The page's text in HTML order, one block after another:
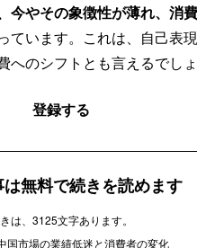
今やその象徴性が薄れ、消
ています。これは、自己表
のシフトとも言えるでしょ
登録する
は無料で続きを読めます
は、3125文字あります。
国市場の業績低迷と消費者の変化